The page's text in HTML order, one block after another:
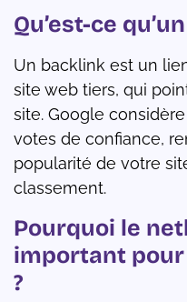
Qu’est-ce
Un backlink est un
site web tiers, qui
site. Google
votes de confiance,
popularité de votre
classement.
Pourquoi le
important
?